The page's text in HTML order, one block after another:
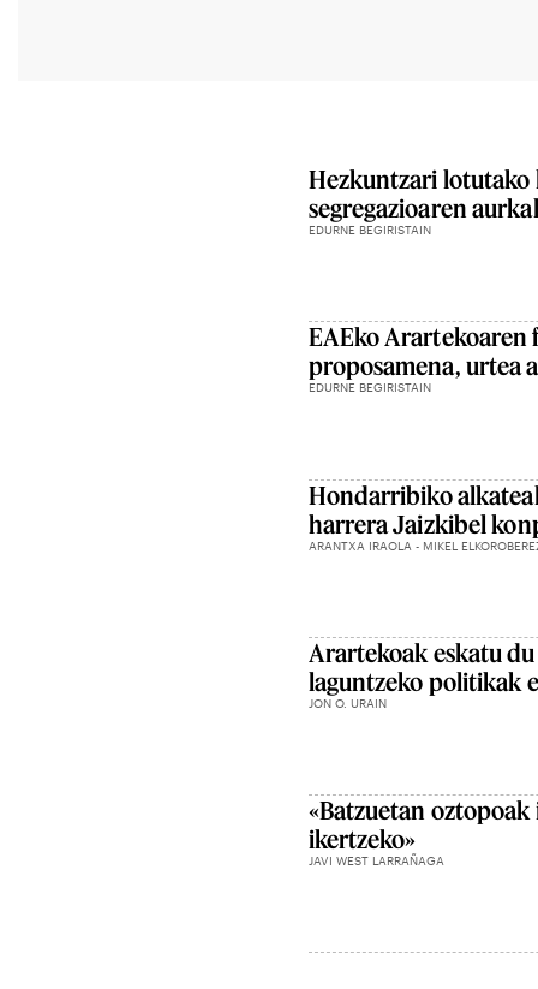
Hezkuntzari lotutako
segregazioaren
EDURNE BEGIRISTAIN
EAEko Arartekoaren
proposamena, urtea
EDURNE BEGIRISTAIN
Hondarribiko
harrera Jaizkibel
ARANTXA IRAOLA - MIKEL
Arartekoak eskatu
laguntzeko politikak
JON O. URAIN
«Batzuetan oztopoak
ikertzeko»
JAVI WEST LARRAÑAGA